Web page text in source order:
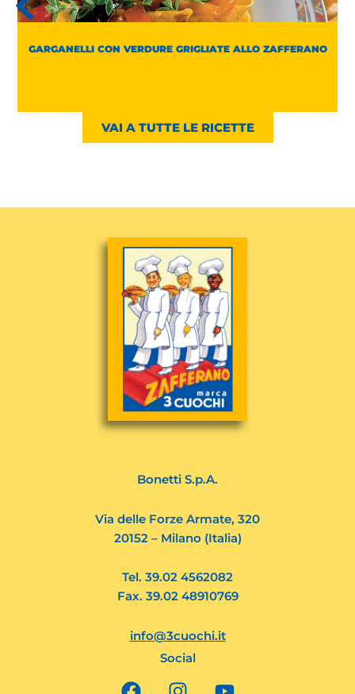
GARGANELLI CON VERDURE GRIGLIATE ALLO ZAFFERANO
VAI A TUTTE LE RICETTE
Bonetti S.p.A.
Via delle Forze Armate, 320
20152 – Milano (Italia)
Tel. 39.02 4562082
Fax. 39.02 48910769
info@3cuochi.it
Social
F
I